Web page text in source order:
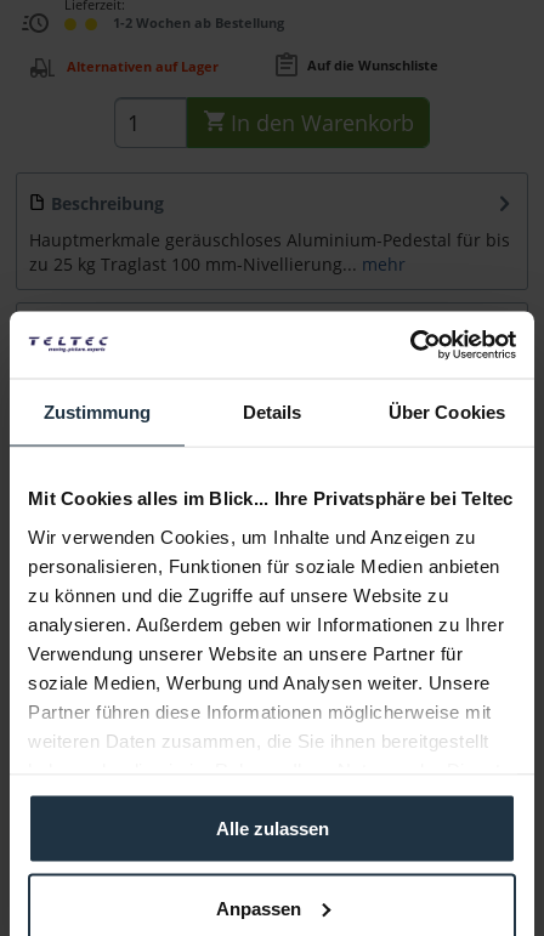
Zustimmung Details Über Cookies
Mit Cookies alles im Blick... Ihre Privatsphäre bei Teltec
Wir verwenden Cookies, um Inhalte und Anzeigen zu
personalisieren, Funktionen für soziale Medien anbieten
zu können und die Zugriffe auf unsere Website zu
analysieren. Außerdem geben wir Informationen zu Ihrer
Verwendung unserer Website an unsere Partner für
soziale Medien, Werbung und Analysen weiter. Unsere
Partner führen diese Informationen möglicherweise mit
weiteren Daten zusammen, die Sie ihnen bereitgestellt
gesammelt haben.
Alle zulassen
Anpassen
Lieferzeit:
1-2 Wochen ab Bestellung
Alternativen auf Lager Auf die Wunschliste
In den Warenkorb
Beschreibung
Hauptmerkmale geräuschloses Aluminium-Pedestal für bis
zu 25 kg Traglast 100 mm-Nivellierung... mehr
Medien
Infos zu Hersteller & Produktsicherheit
Folgende Infos zum Hersteller sind verfübar......
Weitere Artikel von Miller ansehen
Miller Arrowx 5 Combo Pedestal